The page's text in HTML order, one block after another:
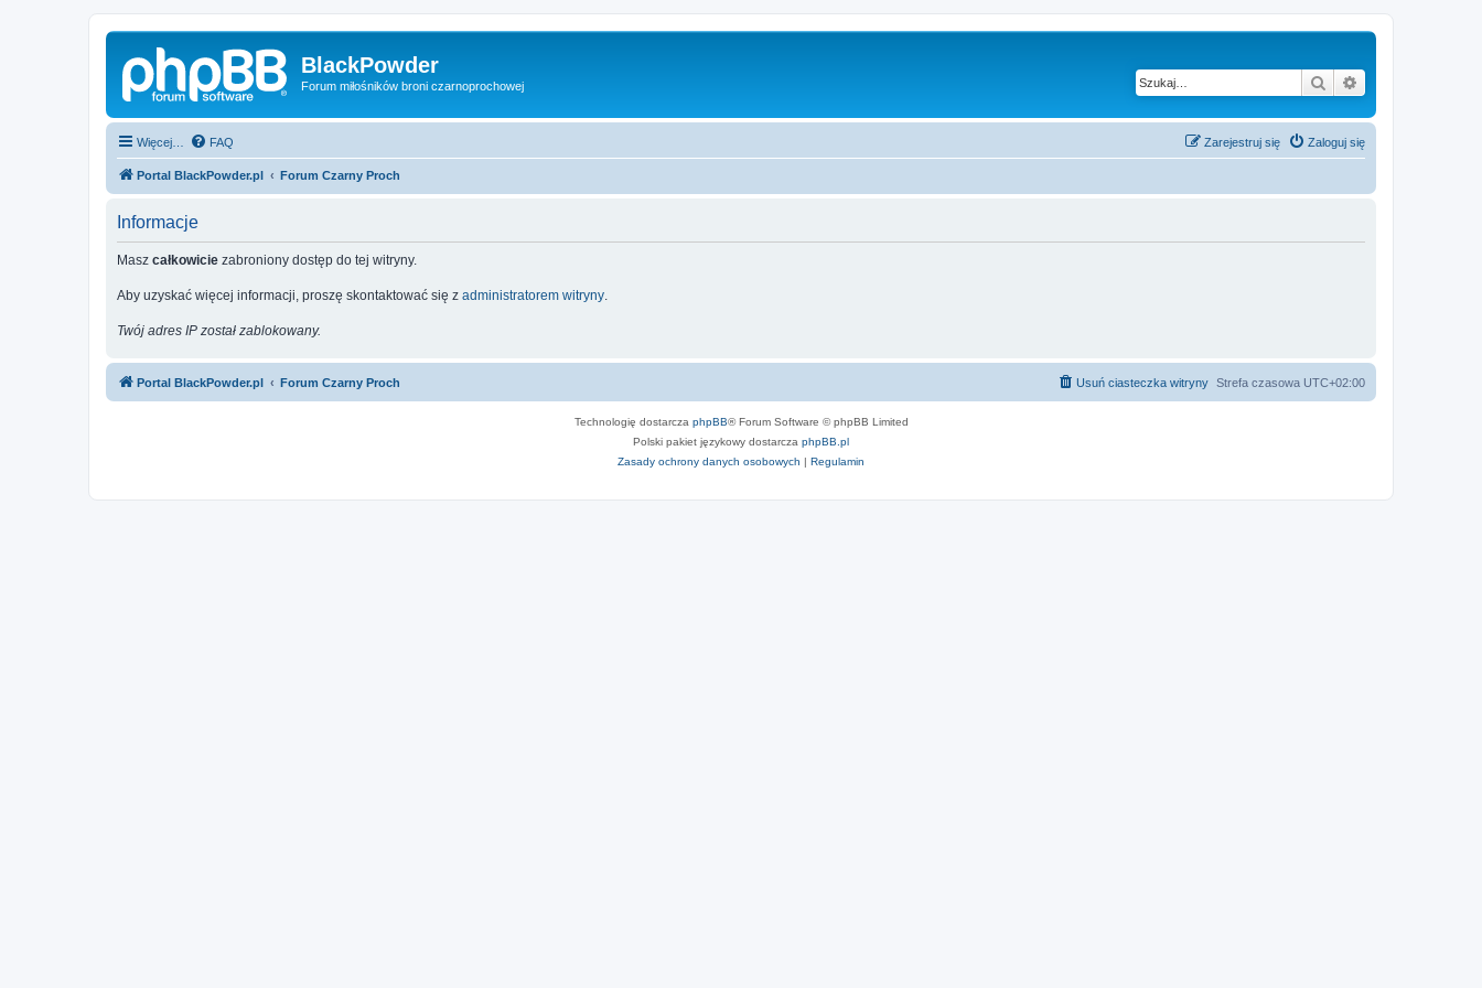
BlackPowder
Forum miłośników broni czarnoprochowej Szukaj
Więcej… FAQ Zaloguj się
Zarejestruj się
Portal BlackPowder.pl Forum Czarny Proch
Informacje
Masz całkowicie zabroniony dostęp do tej witryny.
Aby uzyskać więcej informacji, proszę skontaktować się z administratorem witryny
Twój adres IP został zablokowany.
Portal BlackPowder.pl Forum Czarny Proch Strefa czasowa UTC+02:00
Usuń ciasteczka witryny
Technologię dostarcza phpBB® Forum Software © phpBB Limited
Polski pakiet językowy dostarcza phpBB.pl
Zasady ochrony danych osobowych | Regulamin